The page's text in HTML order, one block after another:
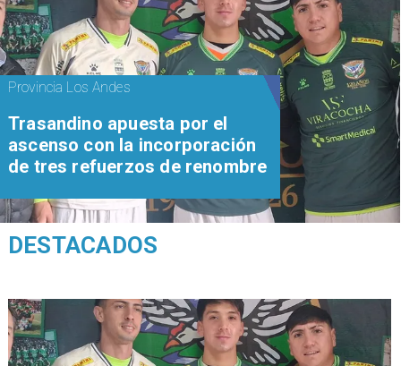
Provincia Los Andes
Trasandino apuesta por el
ascenso con la incorporación
de tres refuerzos de renombre
DESTACADOS